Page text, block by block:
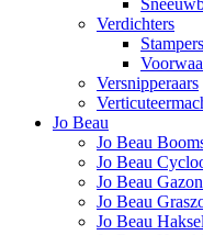
Verdichters
Stampers
Versnipperaars
Jo Beau
Jo Beau
Jo Beau
Jo Beau
Jo Beau
Jo Beau